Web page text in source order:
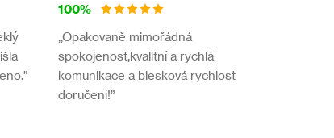
100%
,,Opakovaně mimořádná
spokojenost,kvalitní a rychlá
komunikace a blesková rychlost
doručení!”